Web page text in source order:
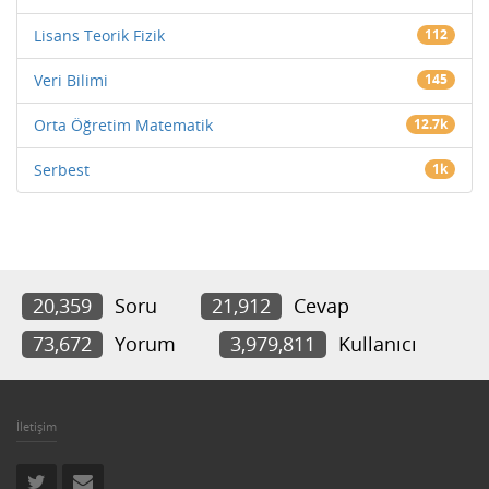
Lisans Teorik Fizik 112
Veri Bilimi 145
Orta Öğretim Matematik 12.7k
Serbest 1k
20,359 Soru 21,912
Cevap
73,672
Yorum 3,979,811 Kullanıcı
İletişim